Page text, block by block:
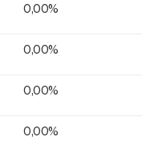
0,00%
0,00%
0,00%
0,00%